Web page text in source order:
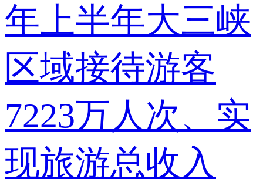
年上半年大三峡
区域接待游客
7223万人次、实
现旅游总收入